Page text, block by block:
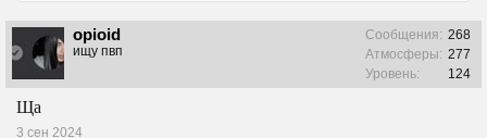
opioid
ищу пвп
Сообщения: 268
Атмосферы: 277
Уровень:
124
Ща
3 сен 2024